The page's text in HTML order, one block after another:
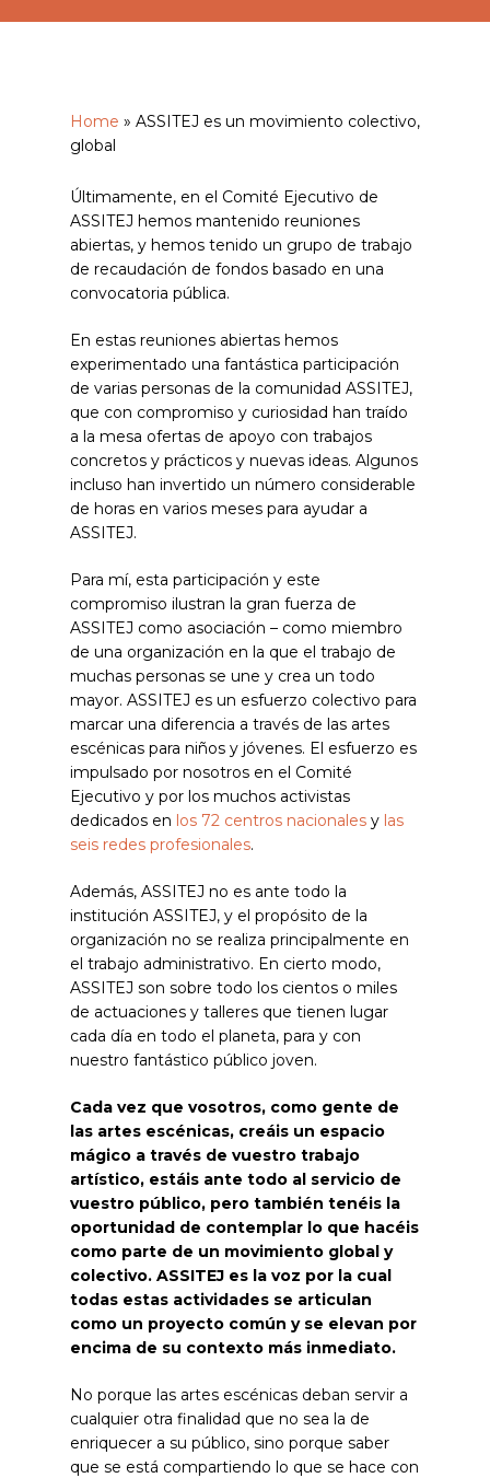
Home » ASSITEJ es un movimiento colectivo,
global
Últimamente, en el Comité Ejecutivo de
ASSITEJ hemos mantenido reuniones
abiertas, y hemos tenido un grupo de trabajo
de recaudación de fondos basado en una
convocatoria pública.
En estas reuniones abiertas hemos
experimentado una fantástica participación
de varias personas de la comunidad ASSITEJ,
que con compromiso y curiosidad han traído
a la mesa ofertas de apoyo con trabajos
concretos y prácticos y nuevas ideas. Algunos
incluso han invertido un número considerable
de horas en varios meses para ayudar a
ASSITEJ.
Para mí, esta participación y este
compromiso ilustran la gran fuerza de
ASSITEJ como asociación – como miembro
de una organización en la que el trabajo de
muchas personas se une y crea un todo
mayor. ASSITEJ es un esfuerzo colectivo para
marcar una diferencia a través de las artes
escénicas para niños y jóvenes. El esfuerzo es
impulsado por nosotros en el Comité
Ejecutivo y por los muchos activistas
dedicados en los 72 centros nacionales y las
seis redes profesionales.
Además, ASSITEJ no es ante todo la
institución ASSITEJ, y el propósito de la
organización no se realiza principalmente en
el trabajo administrativo. En cierto modo,
ASSITEJ son sobre todo los cientos o miles
de actuaciones y talleres que tienen lugar
cada día en todo el planeta, para y con
nuestro fantástico público joven.
Cada vez que vosotros, como gente de
las artes escénicas, creáis un espacio
mágico a través de vuestro trabajo
artístico, estáis ante todo al servicio de
vuestro público, pero también tenéis la
oportunidad de contemplar lo que hacéis
como parte de un movimiento global y
colectivo. ASSITEJ es la voz por la cual
todas estas actividades se articulan
como un proyecto común y se elevan por
encima de su contexto más inmediato.
No porque las artes escénicas deban servir a
cualquier otra finalidad que no sea la de
enriquecer a su público, sino porque saber
que se está compartiendo lo que se hace con